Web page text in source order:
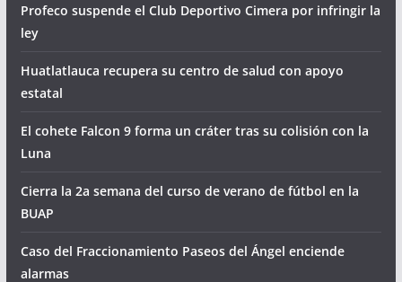
Profeco suspende el Club Deportivo Cimera por infringir la
ley
Huatlatlauca recupera su centro de salud con apoyo
estatal
El cohete Falcon 9 forma un cráter tras su colisión con la
Luna
Cierra la 2a semana del curso de verano de fútbol en la
BUAP
Caso del Fraccionamiento Paseos del Ángel enciende
alarmas